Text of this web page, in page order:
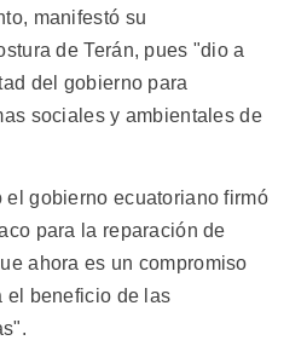
manifestó su
de Terán, pues "dio a
del gobierno para
sociales y ambientales de
el gobierno ecuatoriano firmó
para la reparación de
ahora es un compromiso
el beneficio de las